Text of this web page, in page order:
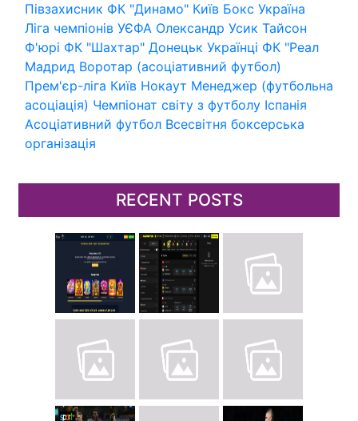
Півзахисник ФК "Динамо" Київ Бокс Україна
Ліга чемпіонів УЄФА Олександр Усик Тайсон
Ф'юрі ФК "Шахтар" Донецьк Українці ФК "Реал
Мадрид Воротар (асоціативний футбол)
Прем'єр-ліга Київ Нокаут Менеджер (футбольна
асоціація) Чемпіонат світу з футболу Іспанія
Асоціативний футбол Всесвітня боксерська
організація
RECENT POSTS